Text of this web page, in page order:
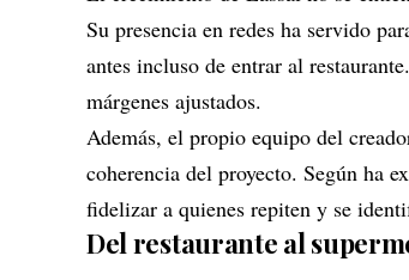
Su presencia en redes ha servido
antes incluso de entrar al
márgenes ajustados.
Además, el propio equipo del
coherencia del proyecto. Según ha
fidelizar a quienes repiten y se
Del restaurante al